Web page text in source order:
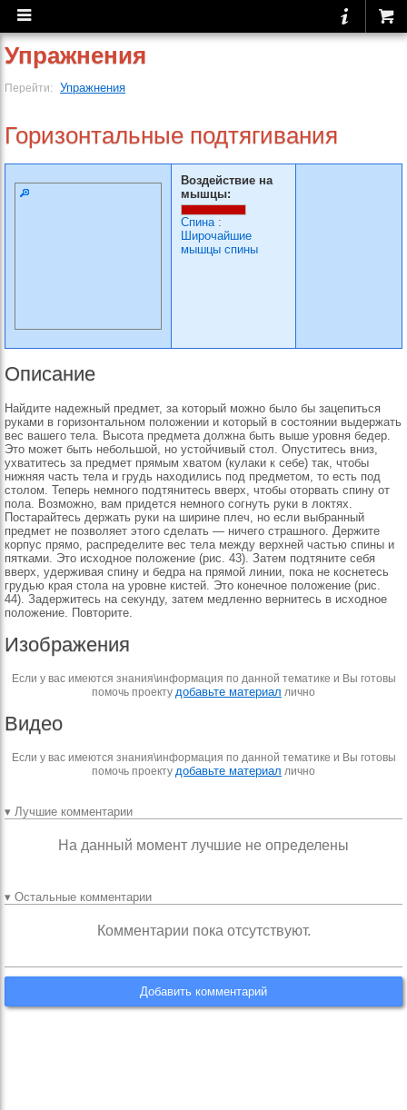
Упражнения
Перейти: Упражнения
Горизонтальные подтягивания
Воздействие на
мышцы:
Спина:
Широчайшие
мышцы спины
Описание
Найдите надежный предмет, за который можно было бы зацепиться
руками в горизонтальном положении и который в состоянии выдержать
вес вашего тела. Высота предмета должна быть выше уровня бедер.
Это может быть небольшой, но устойчивый стол. Опуститесь вниз,
ухватитесь за предмет прямым хватом (кулаки к себе) так, чтобы
нижняя часть тела и грудь находились под предметом, то есть под
столом. Теперь немного подтянитесь вверх, чтобы оторвать спину от
пола. Возможно, вам придется немного согнуть руки в локтях.
Постарайтесь держать руки на ширине плеч, но если выбранный
предмет не позволяет этого сделать — ничего страшного. Держите
корпус прямо, распределите вес тела между верхней частью спины и
пятками. Это исходное положение (рис. 43). Затем подтяните себя
вверх, удерживая спину и бедра на прямой линии, пока не коснетесь
грудью края стола на уровне кистей. Это конечное положение (рис.
44). Задержитесь на секунду, затем медленно вернитесь в исходное
положение. Повторите.
Изображения
Если у вас имеются знания\информация по данной тематике и Вы готовы
помочь проекту добавьте материал лично
Видео
Если у вас имеются знания\информация по данной тематике и Вы готовы
помочь проекту добавьте материал лично
▾ Лучшие комментарии
На данный момент лучшие не определены
▾ Остальные комментарии
Комментарии пока отсутствуют.
Добавить комментарий